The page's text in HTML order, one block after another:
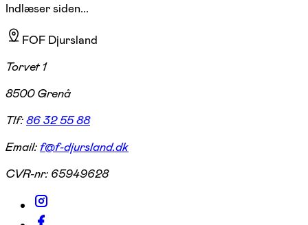
Indlæser siden...
FOF Djursland
Torvet 1
8500 Grenå
Tlf:86 32 55 88
Email:f@f-djursland.dk
CVR-nr: 65949628